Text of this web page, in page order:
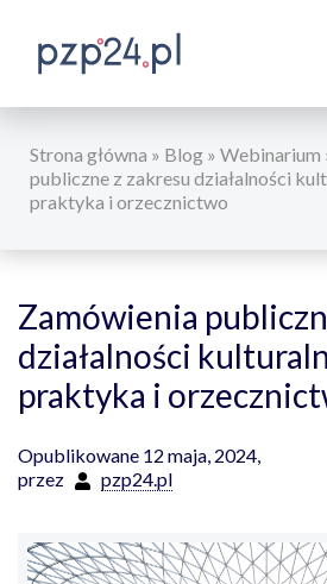
Strona główna » Blog » Webinarium
publiczne z zakresu działalności
praktyka i orzecznictwo
Zamówienia
działalności
praktyka i
Opublikowane 12 maja, 2024,
przez
pzp24.pl